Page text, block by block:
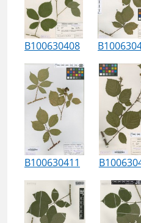
B100630408
B100630411